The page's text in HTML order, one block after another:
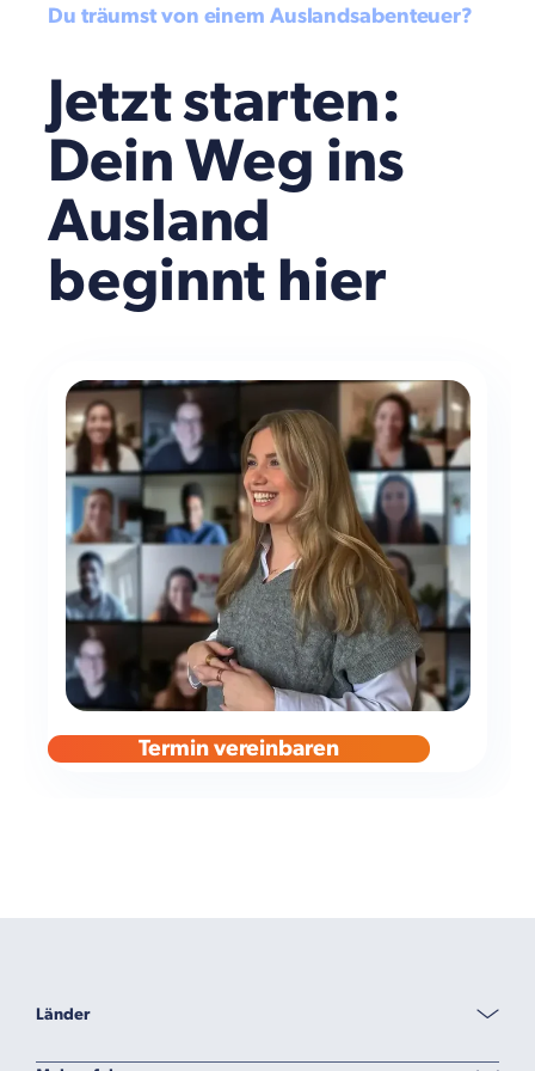
Du träumst von einem Auslandsabenteuer?
Jetzt starten:
Dein Weg ins
Ausland
beginnt hier
Termin vereinbaren
Länder